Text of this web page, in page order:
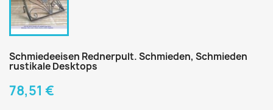
Schmiedeeisen Rednerpult. Schmieden, Schmieden
rustikale Desktops
78,51 €